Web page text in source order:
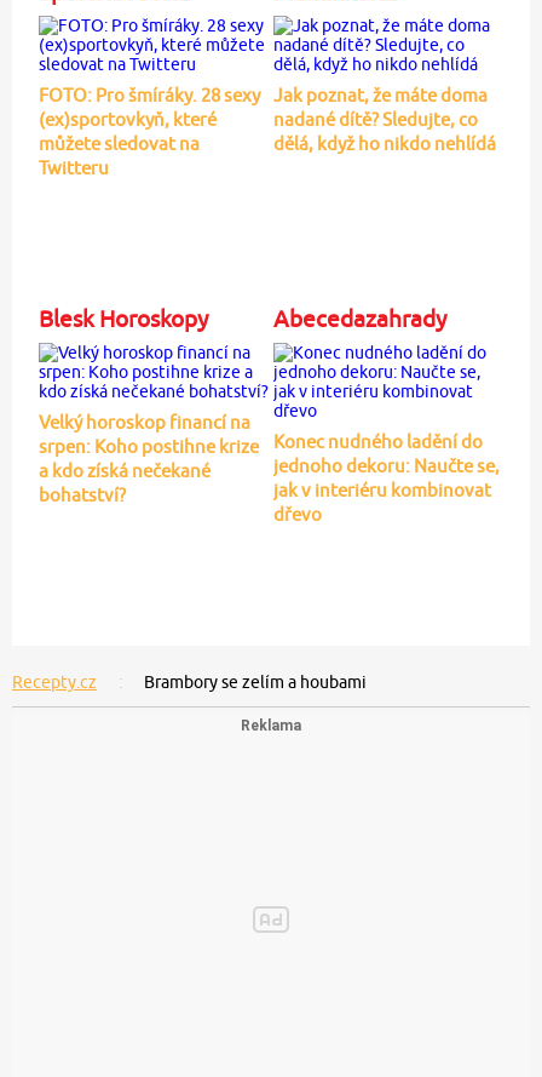
FOTO: Pro šmíráky. 28 sexy
(ex)sportovkyň, které
můžete sledovat na
Twitteru
Jak poznat, že máte doma
nadané dítě? Sledujte, co
dělá, když ho nikdo nehlídá
Blesk Horoskopy
Velký horoskop financí na
srpen: Koho postihne krize
a kdo získá nečekané
bohatství?
Abecedazahrady
Konec nudného ladění do
jednoho dekoru: Naučte se,
jak v interiéru kombinovat
dřevo
Recepty.cz Brambory se zelím a houbami